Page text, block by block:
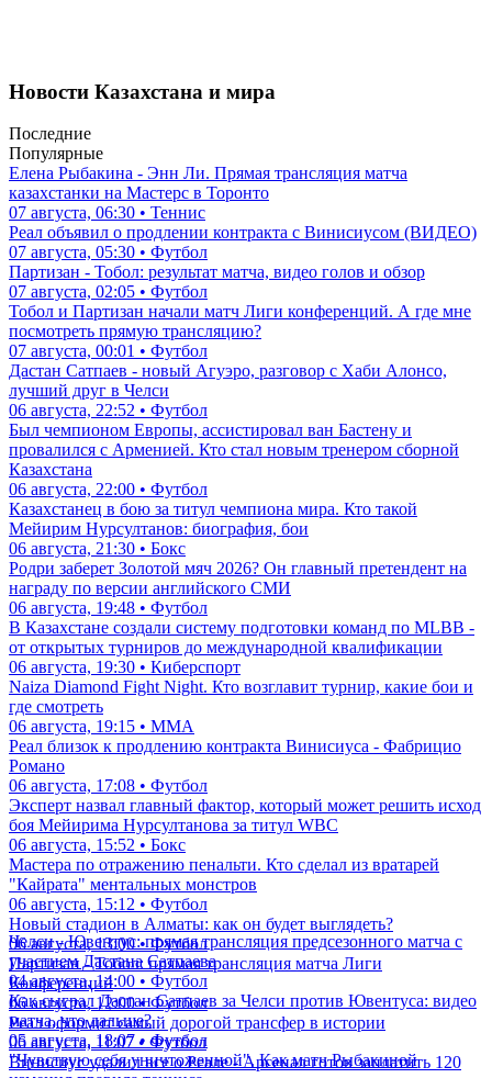
Новости Казахстана и мира
Последние
Популярные
Елена Рыбакина - Энн Ли. Прямая трансляция матча
казахстанки на Мастерс в Торонто
07 августа, 06:30 • Теннис
Реал объявил о продлении контракта с Винисиусом (ВИДЕО)
07 августа, 05:30 • Футбол
Партизан - Тобол: результат матча, видео голов и обзор
07 августа, 02:05 • Футбол
Тобол и Партизан начали матч Лиги конференций. А где мне
посмотреть прямую трансляцию?
07 августа, 00:01 • Футбол
Дастан Сатпаев - новый Агуэро, разговор с Хаби Алонсо,
лучший друг в Челси
06 августа, 22:52 • Футбол
Был чемпионом Европы, ассистировал ван Бастену и
провалился с Арменией. Кто стал новым тренером сборной
Казахстана
06 августа, 22:00 • Футбол
Казахстанец в бою за титул чемпиона мира. Кто такой
Мейирим Нурсултанов: биография, бои
06 августа, 21:30 • Бокс
Родри заберет Золотой мяч 2026? Он главный претендент на
награду по версии английского СМИ
06 августа, 19:48 • Футбол
В Казахстане создали систему подготовки команд по MLBB -
от открытых турниров до международной квалификации
06 августа, 19:30 • Киберспорт
Naiza Diamond Fight Night. Кто возглавит турнир, какие бои и
где смотреть
06 августа, 19:15 • ММА
Реал близок к продлению контракта Винисиуса - Фабрицио
Романо
06 августа, 17:08 • Футбол
Эксперт назвал главный фактор, который может решить исход
боя Мейирима Нурсултанова за титул WBC
06 августа, 15:52 • Бокс
Мастера по отражению пенальти. Кто сделал из вратарей
"Кайрата" ментальных монстров
06 августа, 15:12 • Футбол
Новый стадион в Алматы: как он будет выглядеть?
06 августа, 13:00 • Футбол
Партизан - Тобол: прямая трансляция матча Лиги
Конференций
06 августа, 12:00 • Футбол
Реал оформит самый дорогой трансфер в истории
06 августа, 11:07 • Футбол
Винисиус удалил все о Реале - Арсенал готов заплатить 120
Челси - Ювентус: прямая трансляция предсезонного матча с
участием Дастана Сатпаева
04 августа, 14:00 • Футбол
Как сыграл Дастан Сатпаев за Челси против Ювентуса: видео
матча, что дальше?
05 августа, 18:07 • Футбол
"Чувствую себя уничтоженной". Как матч Рыбакиной